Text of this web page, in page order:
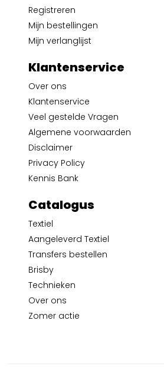
Registreren
Mijn bestellingen
Mijn verlanglijst
Klantenservice
Over ons
Klantenservice
Veel gestelde Vragen
Algemene voorwaarden
Disclaimer
Privacy Policy
Kennis Bank
Catalogus
Textiel
Aangeleverd Textiel
Transfers bestellen
Brisby
Technieken
Over ons
Zomer actie